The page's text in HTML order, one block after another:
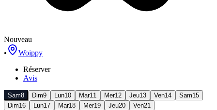
Nouveau
•
Woippy
Réserver
Avis
Sam8 Dim9 Lun10 Mar11 Mer12 Jeu13 Ven14 Sam15
Dim16 Lun17 Mar18 Mer19 Jeu20 Ven21